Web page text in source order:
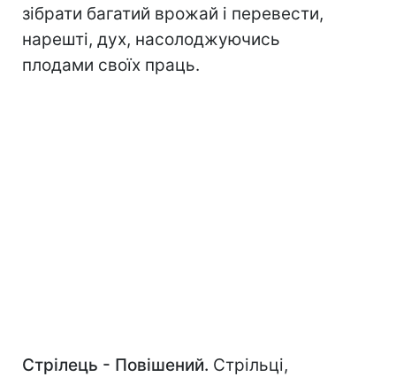
зібрати багатий врожай і перевести,
нарешті, дух, насолоджуючись
плодами своїх праць.
Стрілець - Повішений. Стрільці,